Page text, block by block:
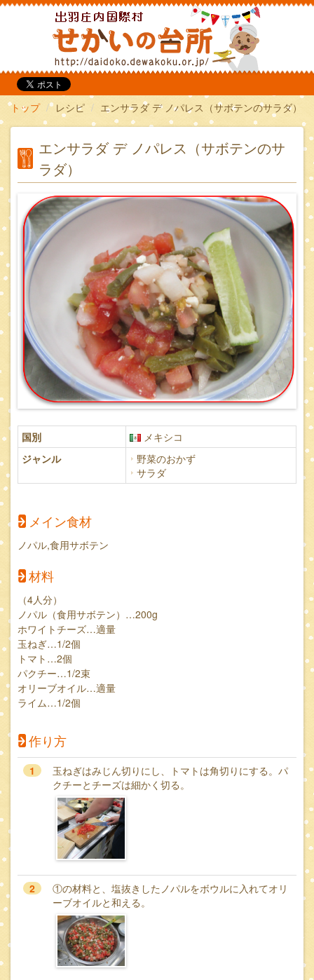
だいどこ
トップ レシピ エンサラダ デ ノパレス（サボテンのサラダ）
エンサラダ デ ノパレス（サボテンのサ
ラダ）
国別
メキシコ
ジャンル
野菜のおかず
サラダ
メイン食材
ノパル,食用サボテン
材料
（4人分）
ノパル（食用サボテン）…200g
ホワイトチーズ…適量
玉ねぎ…1/2個
トマト…2個
パクチー…1/2束
オリーブオイル…適量
ライム…1/2個
作り方
1
玉ねぎはみじん切りにし、トマトは角切りにする。パ
クチーとチーズは細かく切る。
2
①の材料と、塩抜きしたノパルをボウルに入れてオリ
ーブオイルと和える。